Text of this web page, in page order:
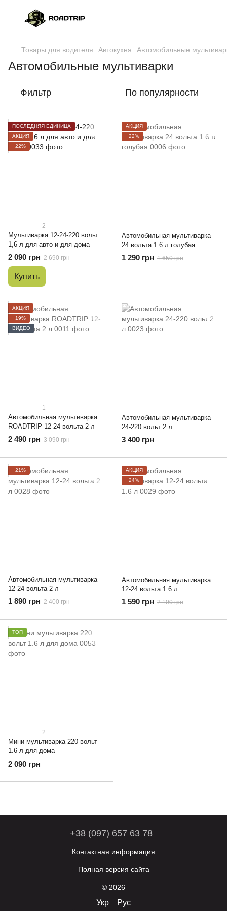
Товары для водителя Автокухня Автомобильные
Автомобильные мультиварки
Фильтр По популярности
ПОСЛЕДНЯЯ ЕДИНИЦА
АКЦИЯ
−22%
2
Мультиварка 12-24-220 вольт
1,6 л для авто и для дома
2 090 грн 2 690 грн
Купить
АКЦИЯ
−22%
Автомобильная мультиварка
24 вольта 1.6 л голубая
1 290 грн 1 650 грн
АКЦИЯ
−19%
ВИДЕО
1
Автомобильная мультиварка
ROADTRIP 12-24 вольта 2 л
2 490 грн 3 090 грн
Автомобильная мультиварка
24-220 вольт 2 л
3 400 грн
−21%
Автомобильная мультиварка
12-24 вольта 2 л
1 890 грн 2 400 грн
АКЦИЯ
−24%
Автомобильная мультиварка
12-24 вольта 1.6 л
1 590 грн 2 100 грн
ТОП
2
Мини мультиварка 220 вольт
1.6 л для дома
2 090 грн
+38 (097) 657 63 78
Контактная информация
Полная версия сайта
© 2026
Укр Рус